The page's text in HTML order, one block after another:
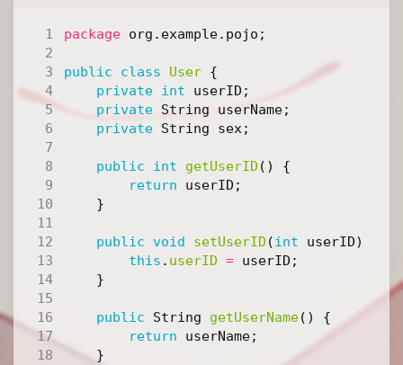
5
package org.example.pojo ;
public class User {
private int userID ;
private String userName;
private String sex ;
public int getUserID ()
{
return
userID ;
}
public void setUserID (int userID)
this . userID = userID ;
}
public String getUserName()
{
return
userName;
}